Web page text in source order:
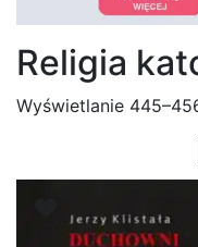
Religia
Wyświetlanie